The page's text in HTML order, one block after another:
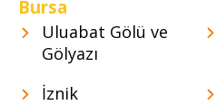
Bursa
Uluabat Gölü ve
Gölyazı
İznik